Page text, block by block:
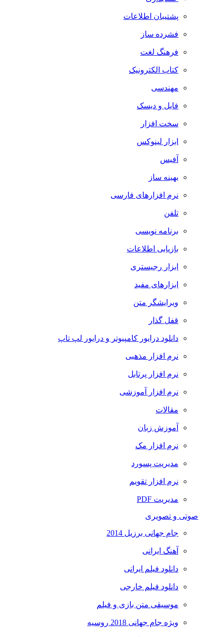
پشتیبان اطلاعات
فشرده ساز
فرهنگ لغت
کتاب الکترونیک
مهندسی
فایل و دیسک
سخت افزار
ابزار لینوکس
آفیس
بهینه ساز
نرم افزارهای فارسی
تلفن
برنامه نویسی
بازیابی اطلاعات
ابزار رجیستری
ابزارهای مفید
ویرایشگر متن
قفل گذار
دانلود درایور کامپیوتر و درایور لپ تاپ
نرم افزار مذهبی
نرم افزار پرتابل
نرم افزار آموزشی
مقالات
آموزش زبان
نرم افزار مک
مدیریت پسورد
نرم افزار تقویم
مدیریت PDF
صوتی و تصویری
جام جهانی برزیل 2014
آهنگ ایرانی
دانلود فیلم ایرانی
دانلود فیلم خارجی
موسیقی متن بازی و فیلم
ویژه جام جهانی 2018 روسیه